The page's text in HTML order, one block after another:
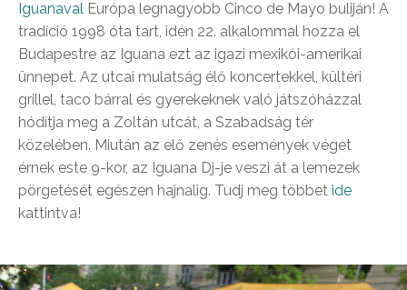
Iguanaval Európa legnagyobb Cinco de Mayo buliján! A
tradíció 1998 óta tart, idén 22. alkalommal hozza el
Budapestre az Iguana ezt az igazi mexikói-amerikai
ünnepet. Az utcai mulatság élő koncertekkel, kültéri
grillel, taco bárral és gyerekeknek való játszóházzal
hódítja meg a Zoltán utcát, a Szabadság tér
közelében. Miután az elő zenés események véget
érnek este 9-kor, az Iguana Dj-je veszi át a lemezek
pörgetését egészen hajnalig. Tudj meg többet ide
kattintva!